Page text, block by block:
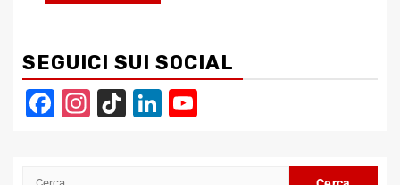
SEGUICI SUI SOCIAL
Facebook
Instagram
TikTokLinkedIn
Ricerca